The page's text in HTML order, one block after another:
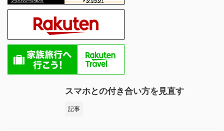
スマホとの付き合い方を見直す
記事